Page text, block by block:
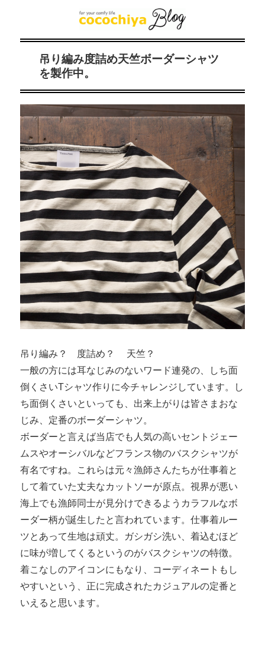
吊り編み度詰め天竺ボーダーシャツ
を製作中。
吊り編み？ 度詰め？ 天竺？
一般の方には耳なじみのないワード連発の、しち面
倒くさいTシャツ作りに今チャレンジしています。し
ち面倒くさいといっても、出来上がりは皆さまおな
じみ、定番のボーダーシャツ。
ボーダーと言えば当店でも人気の高いセントジェー
ムスやオーシバルなどフランス物のバスクシャツが
有名ですね。これらは元々漁師さんたちが仕事着と
して着ていた丈夫なカットソーが原点。視界が悪い
海上でも漁師同士が見分けできるようカラフルなボ
ーダー柄が誕生したと言われています。仕事着ルー
ツとあって生地は頑丈。ガシガシ洗い、着込むほど
に味が増してくるというのがバスクシャツの特徴。
着こなしのアイコンにもなり、コーディネートもし
やすいという、正に完成されたカジュアルの定番と
いえると思います。